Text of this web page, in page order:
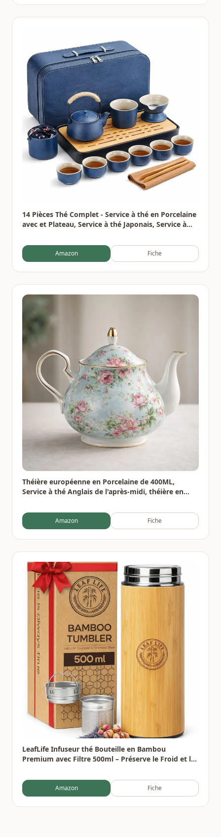
14 Pièces Thé Complet - Service à thé en Porcelaine
avec et Plateau, Service à thé Japonais, Service à
Isolées de 120 ml,220ml Théière Thés à Fleurs
Amazon Fiche
Théière européenne en Porcelaine de 400ML,
Service à thé Anglais de l'après-midi, théière en
Amazon Fiche
LeafLife Infuseur thé Bouteille en Bambou
Premium avec Filtre 500ml – Préserve le Froid et la
sous Vide
Amazon Fiche